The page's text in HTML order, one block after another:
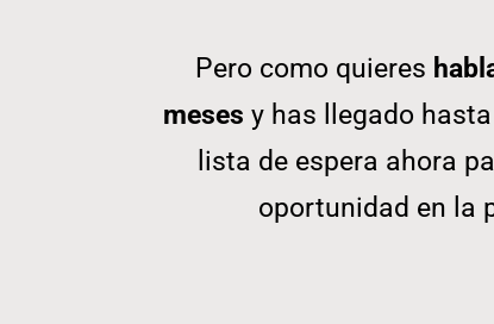
Pero como quieres
meses y has llegado
lista de espera ahora
oportunidad en la